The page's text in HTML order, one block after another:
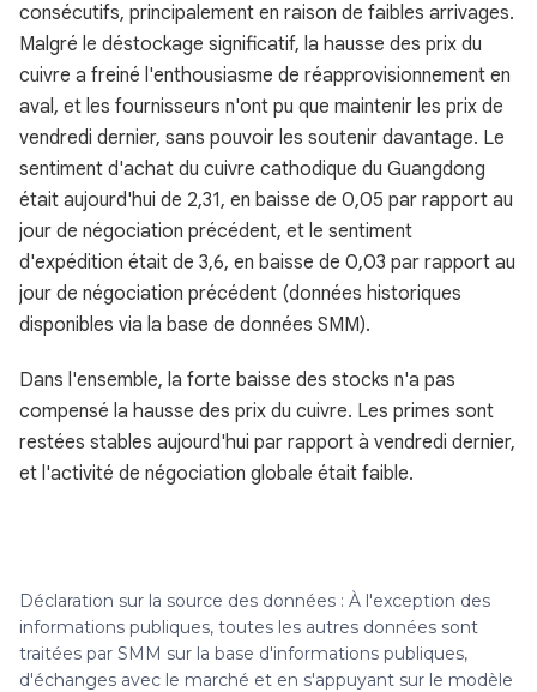
consécutifs, principalement en raison de faibles arrivages.
Malgré le déstockage significatif, la hausse des prix du
cuivre a freiné l'enthousiasme de réapprovisionnement en
aval, et les fournisseurs n'ont pu que maintenir les prix de
vendredi dernier, sans pouvoir les soutenir davantage. Le
sentiment d'achat du cuivre cathodique du Guangdong
était aujourd'hui de 2,31, en baisse de 0,05 par rapport au
jour de négociation précédent, et le sentiment
d'expédition était de 3,6, en baisse de 0,03 par rapport au
jour de négociation précédent (données historiques
disponibles via la base de données SMM).
Dans l'ensemble, la forte baisse des stocks n'a pas
compensé la hausse des prix du cuivre. Les primes sont
restées stables aujourd'hui par rapport à vendredi dernier,
et l'activité de négociation globale était faible.
Déclaration sur la source des données : À l'exception des
informations publiques, toutes les autres données sont
traitées par SMM sur la base d'informations publiques,
d'échanges avec le marché et en s'appuyant sur le modèle